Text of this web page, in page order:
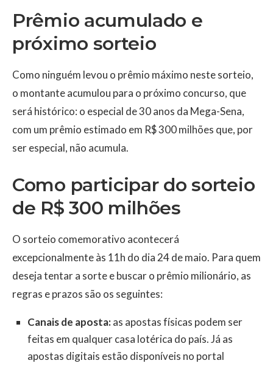
Prêmio acumulado e
próximo sorteio
Como ninguém levou o prêmio máximo neste sorteio,
o montante acumulou para o próximo concurso, que
será histórico: o especial de 30 anos da Mega-Sena,
com um prêmio estimado em R$ 300 milhões que, por
ser especial, não acumula.
Como participar do sorteio
de R$ 300 milhões
O sorteio comemorativo acontecerá
excepcionalmente às 11h do dia 24 de maio. Para quem
deseja tentar a sorte e buscar o prêmio milionário, as
regras e prazos são os seguintes:
Canais de aposta:as apostas físicas podem ser
feitas em qualquer casa lotérica do país. Já as
apostas digitais estão disponíveis no portal